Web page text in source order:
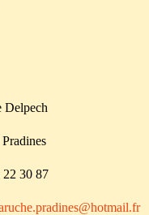
Delpech
22 30 87